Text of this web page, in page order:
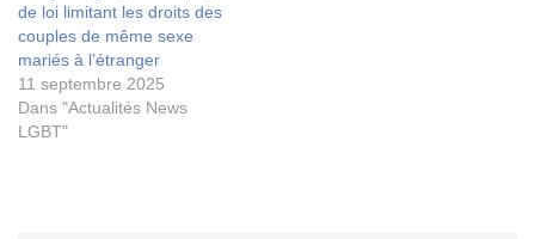
de loi limitant les droits des
couples de même sexe
mariés à l’étranger
11 septembre 2025
Dans "Actualités News
LGBT"